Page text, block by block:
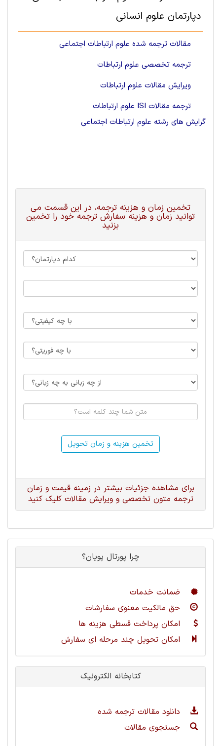
دپارتمان علوم انسانی
مقالات ترجمه شده علوم ارتباطات اجتماعی
ترجمه تخصصی علوم ارتباطات
ویرایش مقالات علوم ارتباطات
ترجمه مقالات ISI علوم ارتباطات
گرایش های رشته علوم ارتباطات اجتماعی
تخمین زمان و هزینه ترجمه، در این قسمت می
توانید زمان و هزینه سفارش ترجمه خود را تخمین
بزنید
تخمین هزینه و زمان تحویل
برای مشاهده جزئیات بیشتر در زمینه قیمت و زمان
ترجمه متون تخصصی و ویرایش مقالات کلیک کنید
چرا پورتال پویان؟
ضمانت خدمات
حق مالکیت معنوی سفارشات
امکان پرداخت قسطی هزینه ها
امکان تحویل چند مرحله ای سفارش
کتابخانه الکترونیک
دانلود مقالات ترجمه شده
جستجوی مقالات